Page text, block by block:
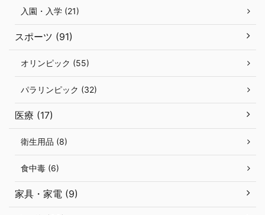
入園・入学 (21)
スポーツ (91)
オリンピック (55)
パラリンピック (32)
医療 (17)
衛生用品 (8)
食中毒 (6)
家具・家電 (9)